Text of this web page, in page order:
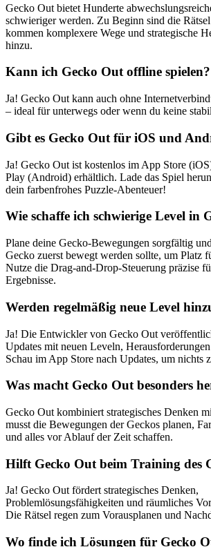
Gecko Out bietet Hunderte
schwieriger werden. Zu Beginn sind die
kommen komplexere Wege und strategische
hinzu.
Kann ich Gecko Out offline spielen?
Ja! Gecko Out kann auch ohne
– ideal für unterwegs oder wenn du keine
Gibt es Gecko Out für iOS und
Ja! Gecko Out ist kostenlos im App Store
Play (Android) erhältlich. Lade das Spiel
dein farbenfrohes Puzzle-Abenteuer!
Wie schaffe ich schwierige Level in
Plane deine Gecko-Bewegungen sorgfältig
Gecko zuerst bewegt werden sollte, um Platz
Nutze die Drag-and-Drop-Steuerung präzise
Ergebnisse.
Werden regelmäßig neue Level
Ja! Die Entwickler von Gecko Out
Updates mit neuen Leveln,
Schau im App Store nach Updates, um nichts
Was macht Gecko Out besonders
Gecko Out kombiniert strategisches Denken
musst die Bewegungen der Geckos planen,
und alles vor Ablauf der Zeit schaffen.
Hilft Gecko Out beim Training des
Ja! Gecko Out fördert strategisches Denken,
Problemlösungsfähigkeiten und räumliches
Die Rätsel regen zum Vorausplanen und
Wo finde ich Lösungen für Gecko